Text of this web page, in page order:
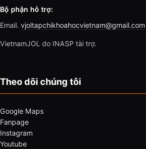
Bộ phận hỗ trợ:
Email. vjoltapchikhoahocvietnam@gmail.com
VietnamJOL do INASP tài trợ.
Theo dõi chúng tôi
Google Maps
Fanpage
Instagram
Youtube